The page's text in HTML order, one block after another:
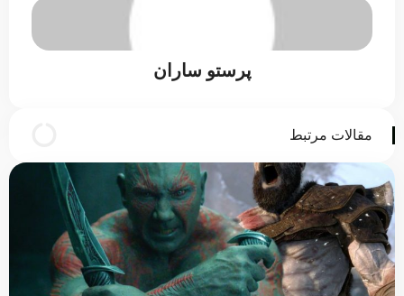
پرستو ساران
مقالات مرتبط